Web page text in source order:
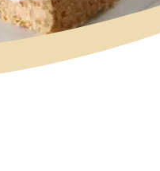
rate.